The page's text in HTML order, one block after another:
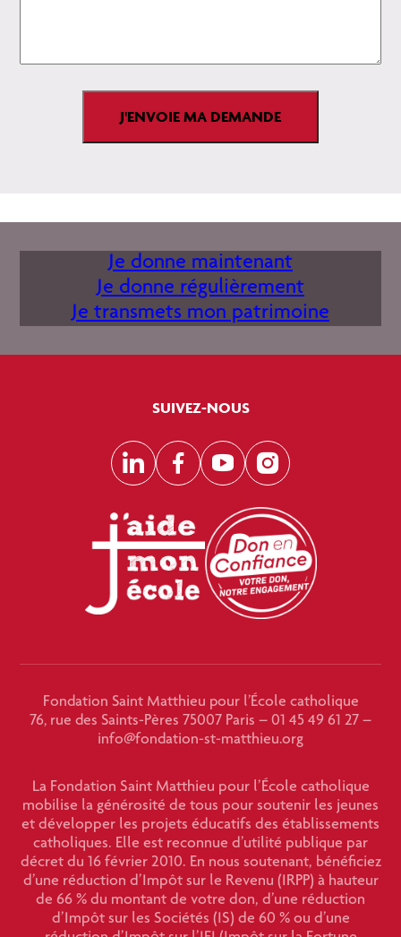
Je donne maintenant
Je donne régulièrement
Je transmets mon patrimoine
SUIVEZ-NOUS
LinkedInFacebook
YouTubeInstagram
Fondation Saint Matthieu pour l’École catholique
76, rue des Saints-Pères 75007 Paris – 01 45 49 61 27 –
info@fondation-st-matthieu.org
La Fondation Saint Matthieu pour l’École catholique
mobilise la générosité de tous pour soutenir les jeunes
et développer les projets éducatifs des établissements
catholiques. Elle est reconnue d’utilité publique par
décret du 16 février 2010. En nous soutenant, bénéficiez
d’une réduction d’Impôt sur le Revenu (IRPP) à hauteur
de 66 % du montant de votre don, d’une réduction
d’Impôt sur les Sociétés (IS) de 60 % ou d’une